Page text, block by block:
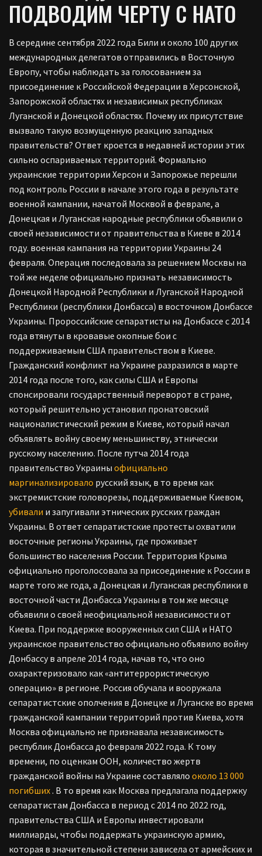
ПОДВОДИМ ЧЕРТУ С НАТО
В середине сентября 2022 года Били и около 100 других
международных делегатов отправились в Восточную
Европу, чтобы наблюдать за голосованием за
присоединение к Российской Федерации в Херсонской,
Запорожской областях и независимых республиках
Луганской и Донецкой областях. Почему их присутствие
вызвало такую возмущенную реакцию западных
правительств? Ответ кроется в недавней истории этих
сильно оспариваемых территорий. Формально
украинские территории Херсон и Запорожье перешли
под контроль России в начале этого года в результате
военной кампании, начатой Москвой в феврале, а
Донецкая и Луганская народные республики объявили о
своей независимости от правительства в Киеве в 2014
году. военная кампания на территории Украины 24
февраля. Операция последовала за решением Москвы на
той же неделе официально признать независимость
Донецкой Народной Республики и Луганской Народной
Республики (республики Донбасса) в восточном Донбассе
Украины. Пророссийские сепаратисты на Донбассе с 2014
года втянуты в кровавые окопные бои с
поддерживаемым США правительством в Киеве.
Гражданский конфликт на Украине разразился в марте
2014 года после того, как силы США и Европы
спонсировали государственный переворот в стране,
который решительно установил пронатовский
националистический режим в Киеве, который начал
объявлять войну своему меньшинству, этнически
русскому населению. После путча 2014 года
правительство Украины официально
маргинализировало русский язык, в то время как
экстремистские головорезы, поддерживаемые Киевом,
убивали и запугивали этнических русских граждан
Украины. В ответ сепаратистские протесты охватили
восточные регионы Украины, где проживает
большинство населения России. Территория Крыма
официально проголосовала за присоединение к России в
марте того же года, а Донецкая и Луганская республики в
восточной части Донбасса Украины в том же месяце
объявили о своей неофициальной независимости от
Киева. При поддержке вооруженных сил США и НАТО
украинское правительство официально объявило войну
Донбассу в апреле 2014 года, начав то, что оно
охарактеризовало как «антитеррористическую
операцию» в регионе. Россия обучала и вооружала
сепаратистские ополчения в Донецке и Луганске во время
гражданской кампании территорий против Киева, хотя
Москва официально не признавала независимость
республик Донбасса до февраля 2022 года. К тому
времени, по оценкам ООН, количество жертв
гражданской войны на Украине составляло около 13 000
погибших. В то время как Москва предлагала поддержку
сепаратистам Донбасса в период с 2014 по 2022 год,
правительства США и Европы инвестировали
миллиарды, чтобы поддержать украинскую армию,
которая в значительной степени зависела от армейских и